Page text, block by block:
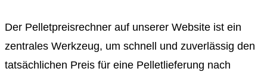
Der Pelletpreisrechner auf unserer Website ist ein
zentrales Werkzeug, um schnell und zuverlässig den
tatsächlichen Preis für eine Pelletlieferung nach